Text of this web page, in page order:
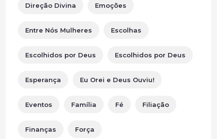
Direção Divina Emoções
Entre Nós Mulheres Escolhas
Escolhidos por Deus Escolhidos por Deus
Esperança Eu Orei e Deus Ouviu!
Eventos Família Fé Filiação
Finanças Força